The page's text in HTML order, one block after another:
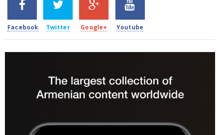
2k
Facebook
1.5k
Twitter
203
Google+
620
Youtube